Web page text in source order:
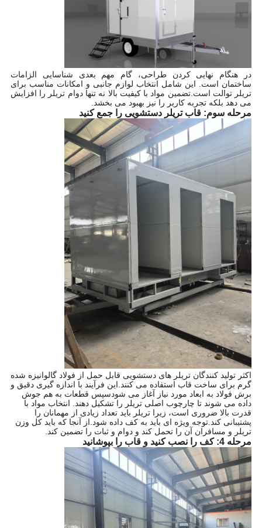
در هنگام نهایی کردن طراحی، گام مهم بعدی شناسایی الزامات
ساختمان است. این شامل انتخاب لوازم جانبی و امکانات مناسب برای
تریلر توالت است.تضمین مواد با کیفیت بالا نه تنها دوام تریلر را افزایش
می دهد بلکه تجربه کاربر را نیز بهبود می بخشد.
مرحله سوم: قاب تریلر دستشویی را جمع کنید
اکثر تولید کنندگان تریلر های دستشویی قابل حمل از فولاد گالوانیزه شده
گرم برای ساخت قاب استفاده می کنند.این فرآیند با اندازه گیری دقیق و
برش فولاد به ابعاد مورد نیاز آغاز می شودسپس قطعات به هم جوش
داده می شوند تا چارچوب اصلی تریلر را تشکیل دهند. انتخاب مواد با
قدرت بالا ضروری است، زیرا تریلر باید تعداد زیادی از مهمانان را
پشتیبانی کند.توجه ویژه ای باید به کف داده شود.از آنجا که باید کل وزن
تریلر و مسافران آن را تحمل کند و دوام و ثبات را تضمین کند.
مرحله 4: کف را نصب کنید و قاب را بپوشانید